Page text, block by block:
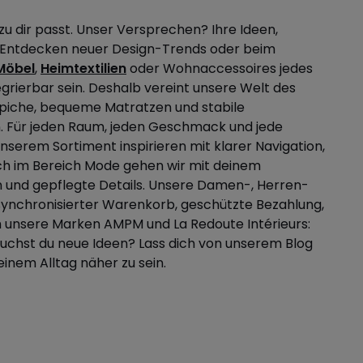
dir passt. Unser Versprechen? Ihre Ideen,
neuer Design-Trends oder beim
, Heimtextilienoder Wohnaccessoires jedes
sein. Deshalb vereint unsere Welt des
bequeme Matratzen und stabile
jeden Raum, jeden Geschmack und jede
Sortiment inspirieren mit klarer Navigation,
im Bereich Mode gehen wir mit deinem
gepflegte Details. Unsere Damen-, Herren-
Warenkorb, geschützte Bezahlung,
Marken AMPM und La Redoute Intérieurs:
du neue Ideen? Lass dich von unserem Blog
Alltag näher zu sein.